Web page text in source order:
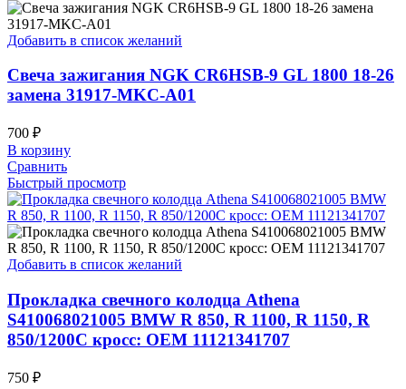
Добавить в список желаний
Свеча зажигания NGK CR6HSB-9 GL 1800 18-26
замена 31917-MKC-A01
700 ₽
В корзину
Сравнить
Быстрый просмотр
Добавить в список желаний
Прокладка свечного колодца Athena
S410068021005 BMW R 850, R 1100, R 1150, R
850/1200C кросс: OEM 11121341707
750 ₽